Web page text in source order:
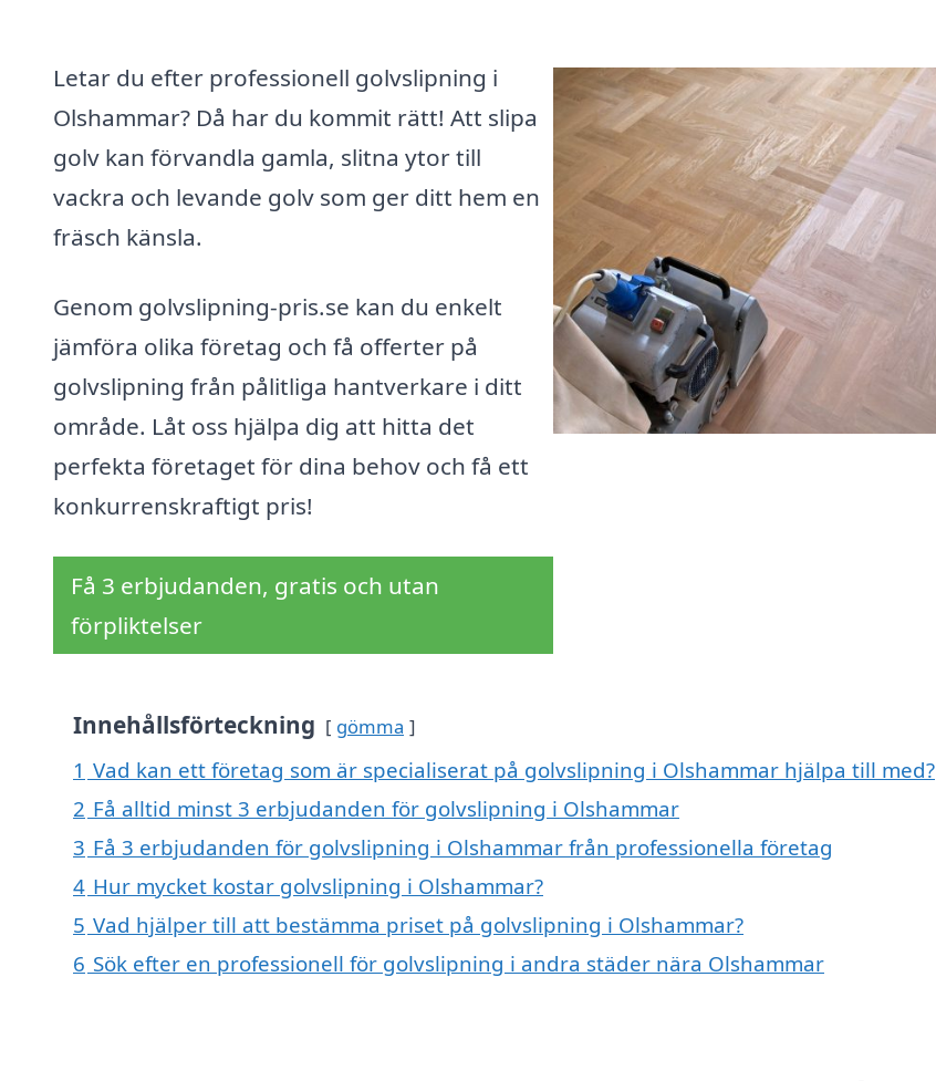
Letar du efter professionell golvslipning i
Olshammar? Då har du kommit rätt! Att slipa
golv kan förvandla gamla, slitna ytor till
vackra och levande golv som ger ditt hem en
fräsch känsla.
Genom golvslipning-pris.se kan du enkelt
jämföra olika företag och få offerter på
golvslipning från pålitliga hantverkare i ditt
område. Låt oss hjälpa dig att hitta det
perfekta företaget för dina behov och få ett
konkurrenskraftigt pris!
Få 3 erbjudanden, gratis och utan
förpliktelser
Innehållsförteckning gömma
1 Vad kan ett företag som är specialiserat på golvslipning i Olshammar hjälpa till med?
2 Få alltid minst 3 erbjudanden för golvslipning i Olshammar
3 Få 3 erbjudanden för golvslipning i Olshammar från professionella företag
4 Hur mycket kostar golvslipning i Olshammar?
5 Vad hjälper till att bestämma priset på golvslipning i Olshammar?
6 Sök efter en professionell för golvslipning i andra städer nära Olshammar